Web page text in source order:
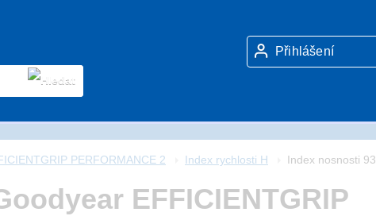
Přihlášení
PERFORMANCE 2 Index rychlosti H Index nosnosti 93
EFFICIENTGRIP